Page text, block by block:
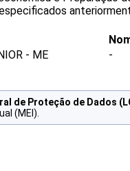
- ME
-
de Proteção de Dados
(MEI).